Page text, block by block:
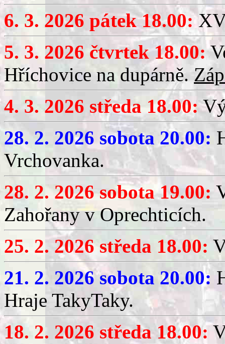
6. 3. 2026 pátek 18.00:
5. 3. 2026 čtvrtek 18.00:
Hříchovice na dupárně.
4. 3. 2026 středa 18.00:
28. 2. 2026 sobota 20.00:
Vrchovanka.
28. 2. 2026 sobota 19.00:
Zahořany v Oprechticích.
25. 2. 2026 středa 18.00:
21. 2. 2026 sobota 20.00:
Hraje TakyTaky.
18. 2. 2026 středa 18.00: